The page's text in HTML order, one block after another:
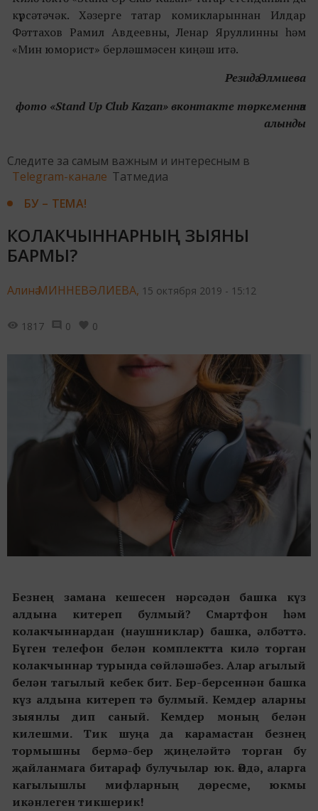
күрсәтәчәк. Хәзерге татар комикларыннан Илдар
Фәттахов Рамил Авдеевны, Ленар Яруллинны һәм
«Мин юморист» берләшмәсен киңәш итә.
Резидә Әлмиева
фото «Stand Up Club Kazan» вконтакте төркеменнән
алынды
Следите за самым важным и интересным в
Telegram-канале Татмедиа
БУ – ТЕМА!
КОЛАКЧЫННАРНЫҢ ЗЫЯНЫ
БАРМЫ?
Алинә МИННЕВӘЛИЕВА, 15 октября 2019 - 15:12
1817 0 0
Безнең замана кешесен нәрсәдән башка күз
алдына китереп булмый? Смартфон һәм
колакчыннардан (наушниклар) башка, әлбәттә.
Бүген телефон белән комплектта килә торган
колакчыннар турында сөйләшәбез. Алар агылый
белән тагылый кебек бит. Бер-берсеннән башка
күз алдына китереп тә булмый. Кемдер аларны
зыянлы дип саный. Кемдер моның белән
килешми. Тик шуңа да карамастан безнең
тормышны бермә-бер җиңеләйтә торган бу
җайланмага битараф булучылар юк. Әйдә, аларга
кагылышлы мифларның дөресме, юкмы
икәнлеген тикшерик!